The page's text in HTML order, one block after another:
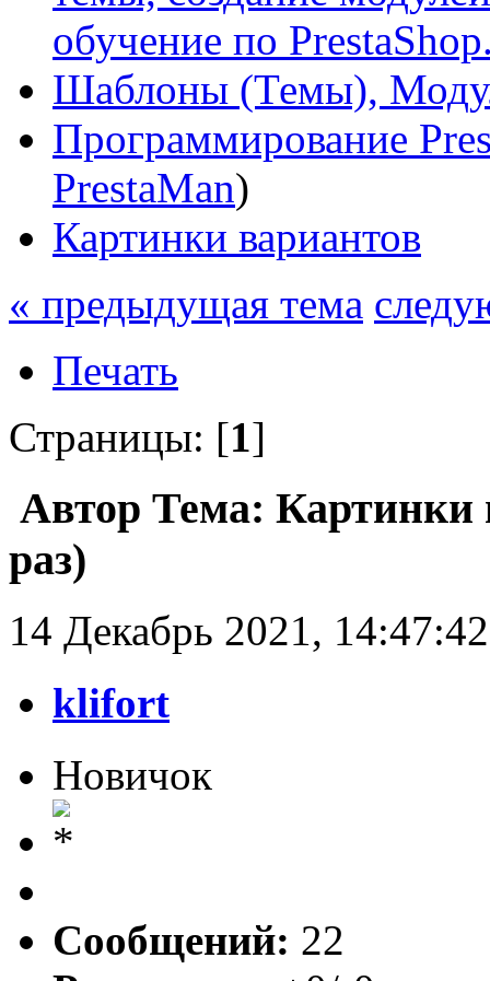
обучение по
Шаблоны (Темы),
Программирование
PrestaMan)
Картинки вариантов
« предыдущая тема
Печать
Страницы: [1]
Автор Тема: Картинки
раз)
14 Декабрь 2021, 14:47:42
klifort
Новичок
Сообщений: 22